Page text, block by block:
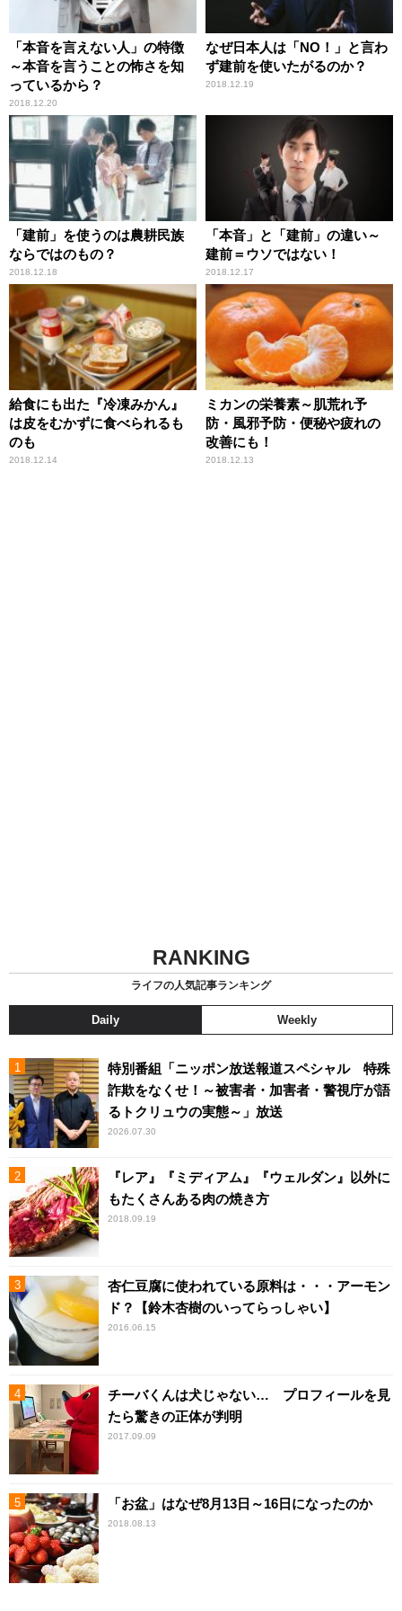
「本音を言えない人」の特徴
～本音を言うことの怖さを知
っているから？
2018.12.20
なぜ日本人は「NO！」と言わ
ず建前を使いたがるのか？
2018.12.19
「建前」を使うのは農耕民族
ならではのもの？
2018.12.18
「本音」と「建前」の違い～
建前＝ウソではない！
2018.12.17
給食にも出た『冷凍みかん』
は皮をむかずに食べられるも
のも
2018.12.14
ミカンの栄養素～肌荒れ予
防・風邪予防・便秘や疲れの
改善にも！
2018.12.13
RANKING
ライフの人気記事ランキング
Daily Weekly
特別番組「ニッポン放送報道スペシャル 特殊
詐欺をなくせ！～被害者・加害者・警視庁が語
るトクリュウの実態～」放送
2026.07.30
『レア』『ミディアム』『ウェルダン』以外に
もたくさんある肉の焼き方
2018.09.19
杏仁豆腐に使われている原料は・・・アーモン
ド？【鈴木杏樹のいってらっしゃい】
2016.06.15
チーバくんは犬じゃない… プロフィールを見
たら驚きの正体が判明
2017.09.09
「お盆」はなぜ8月13日～16日になったのか
2018.08.13